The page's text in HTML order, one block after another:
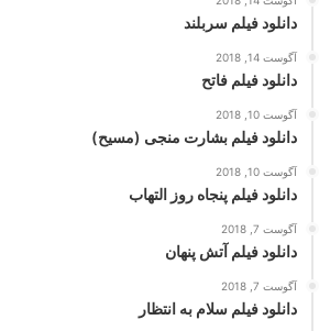
دانلود فیلم سربلند
آگوست 14, 2018
دانلود فیلم فاتح
آگوست 10, 2018
دانلود فیلم بشارت منجی (مسیح)
آگوست 10, 2018
دانلود فیلم پنجاه روز التهاب
آگوست 7, 2018
دانلود فیلم آتش پنهان
آگوست 7, 2018
دانلود فیلم سلام به انتظار